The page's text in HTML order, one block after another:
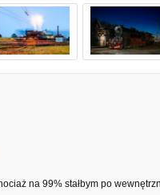
na 99% stałbym po